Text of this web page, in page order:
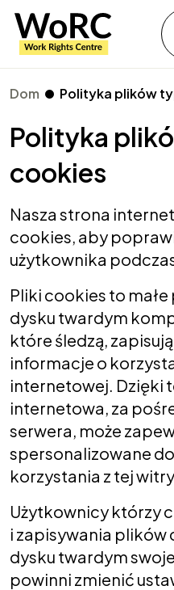
Dom Polityka plików
Polityka
cookies
Nasza strona
cookies, aby
użytkownika
Pliki cookies to
dysku twardym
które śledzą,
informacje o
internetowej. Dzięki
internetowa, za
serwera, może
spersonalizowane
korzystania z tej
Użytkownicy którzy
i zapisywania plików
dysku twardym
powinni zmienić